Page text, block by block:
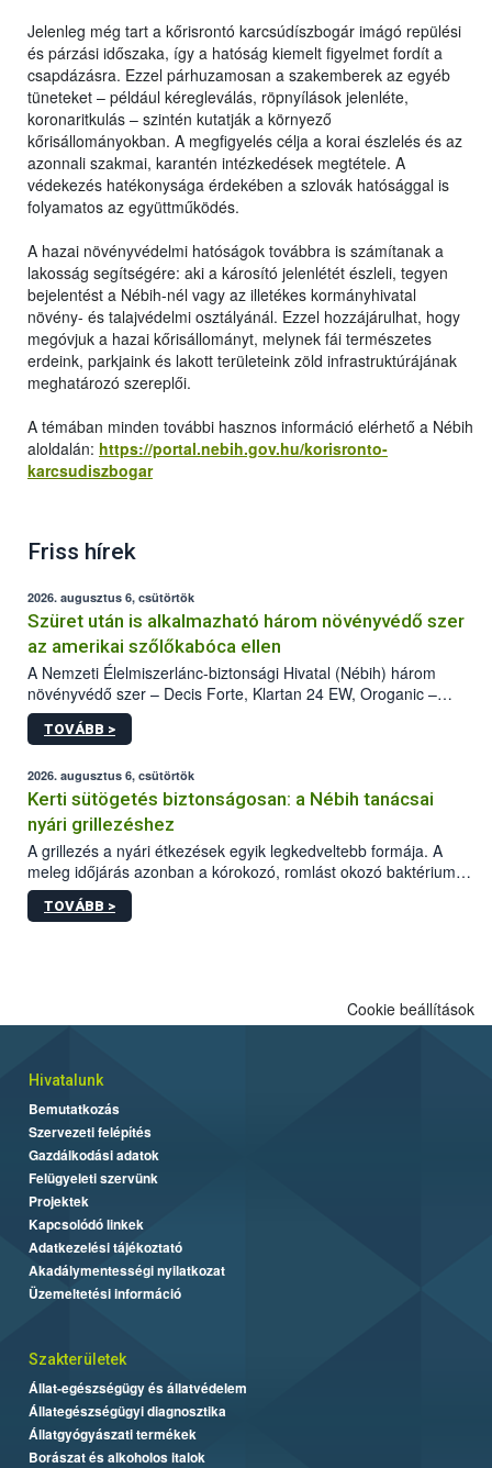
Jelenleg még tart a kőrisrontó karcsúdíszbogár imágó repülési
és párzási időszaka, így a hatóság kiemelt figyelmet fordít a
csapdázásra. Ezzel párhuzamosan a szakemberek az egyéb
tüneteket – például kéregleválás, röpnyílások jelenléte,
koronaritkulás – szintén kutatják a környező
kőrisállományokban. A megfigyelés célja a korai észlelés és az
azonnali szakmai, karantén intézkedések megtétele. A
védekezés hatékonysága érdekében a szlovák hatósággal is
folyamatos az együttműködés.
A hazai növényvédelmi hatóságok továbbra is számítanak a
lakosság segítségére: aki a károsító jelenlétét észleli, tegyen
bejelentést a Nébih-nél vagy az illetékes kormányhivatal
növény- és talajvédelmi osztályánál. Ezzel hozzájárulhat, hogy
megóvjuk a hazai kőrisállományt, melynek fái természetes
erdeink, parkjaink és lakott területeink zöld infrastruktúrájának
meghatározó szereplői.
A témában minden további hasznos információ elérhető a Nébih
aloldalán: https://portal.nebih.gov.hu/korisronto-
karcsudiszbogar
Friss hírek
2026. augusztus 6, csütörtök
Szüret után is alkalmazható három növényvédő szer
az amerikai szőlőkabóca ellen
A Nemzeti Élelmiszerlánc-biztonsági Hivatal (Nébih) három
növényvédő szer – Decis Forte, Klartan 24 EW, Oroganic –
engedélyokiratát módosította, így azok a szüretet követően,
egészen a vesszőérettség (BBCH 91) stádiumáig
érésű szőlőkben is legyen lehetőség a károsító elleni további
védekezésre. Az Oroganic készítmény kis kiszerelésben kiskerti
felhasználók számára is elérhető és ökológiai termesztésben is
engedélyezett.
TOVÁBB >
2026. augusztus 6, csütörtök
Kerti sütögetés biztonságosan: a Nébih tanácsai
nyári grillezéshez
A grillezés a nyári étkezések egyik legkedveltebb formája. A
meleg időjárás azonban a kórokozó, romlást okozó baktériumok
gyorsabb szaporodásának is kedvez. A szabadtéri sütögetés
ezért nem csupán a megfelelő sütési technikáról szól: legalább
TOVÁBB >
Cookie beállítások
Hivatalunk
Bemutatkozás
Szervezeti felépítés
Gazdálkodási adatok
Felügyeleti szervünk
Projektek
Kapcsolódó linkek
Adatkezelési tájékoztató
Akadálymentességi nyilatkozat
Üzemeltetési információ
Szakterületek
Állat-egészségügy és állatvédelem
Állategészségügyi diagnosztika
Állatgyógyászati termékek
Borászat és alkoholos italok